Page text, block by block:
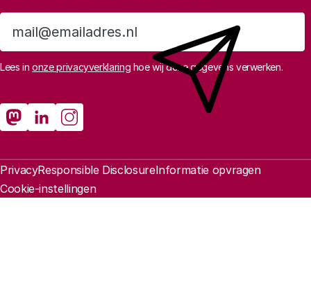
Aanmelden
Lees inonze privacyverklaring hoe wij deze gegevens verwerken.
Sociale media
Rathenau Mastodon
Rathenau LinkedIn
Rathenau Instagram
Juridische informatie
PrivacyResponsible DisclosureInformatie opvragen
Cookie-instellingen